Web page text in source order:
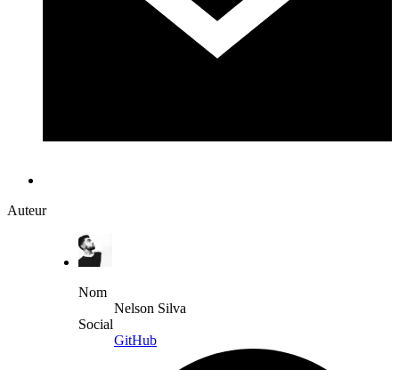
Auteur
Nom
Nelson Silva
Social
GitHub